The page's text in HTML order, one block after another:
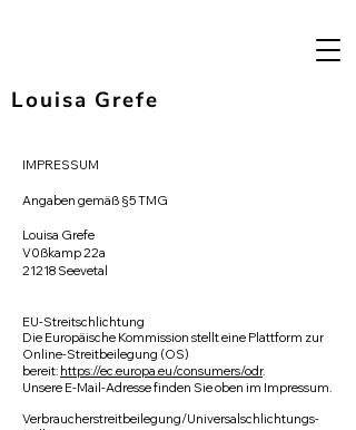
Louisa Grefe
IMPRESSUM
Angaben gemäß §5 TMG
Louisa Grefe
V0ßkamp 22a
21218 Seevetal
EU-Streitschlichtung
Die Europäische Kommission stellt eine Plattform zur
Online-Streitbeilegung (OS)
bereit: https://ec.europa.eu/consumers/odr.
Unsere E-Mail-Adresse finden Sie oben im Impressum.
Verbraucher­streit­beilegung/Universal­schlichtungs­